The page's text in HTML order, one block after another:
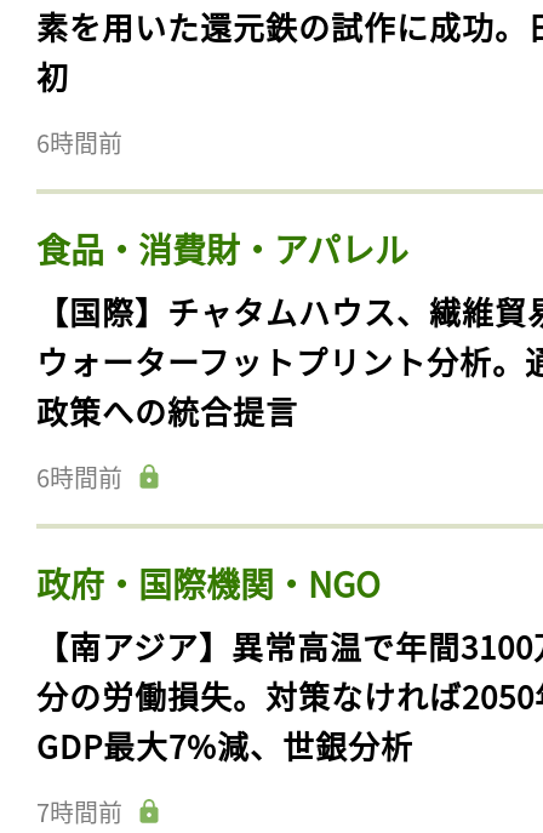
素を用いた還元鉄の試作に成功。
初
6時間前
食品・消費財・アパレル
【国際】チャタムハウス、繊維貿
ウォーターフットプリント分析。
政策への統合提言
6時間前
政府・国際機関・NGO
【南アジア】異常高温で年間
分の労働損失。対策なければ
GDP最大7%減、世銀分析
7時間前